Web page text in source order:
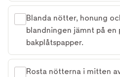
Blanda nötter, honung
blandningen jämnt på en
bakplåtspapper.
Rosta nötterna i mitten